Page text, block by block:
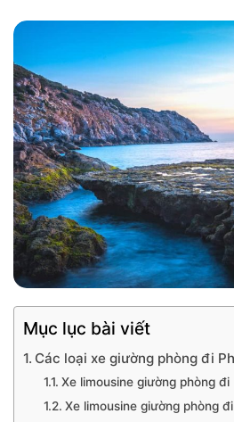
Mục lục bài viết
Các loại xe giường phòng đi
Xe limousine giường phòng đi
Xe limousine giường phòng